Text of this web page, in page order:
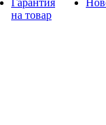
Гарантия
на товар